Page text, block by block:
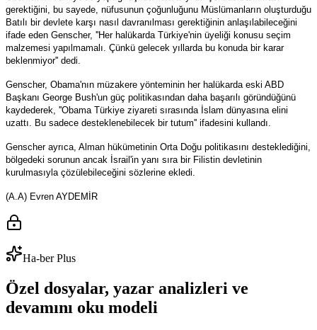
gerektiğini, bu sayede, nüfusunun çoğunluğunu Müslümanların oluşturduğu
Batılı bir devlete karşı nasıl davranılması gerektiğinin anlaşılabileceğini
ifade eden Genscher, ''Her halükarda Türkiye'nin üyeliği konusu seçim
malzemesi yapılmamalı. Çünkü gelecek yıllarda bu konuda bir karar
beklenmiyor'' dedi.
Genscher, Obama'nın müzakere yönteminin her halükarda eski ABD
Başkanı George Bush'un güç politikasından daha başarılı göründüğünü
kaydederek, ''Obama Türkiye ziyareti sırasında İslam dünyasına elini
uzattı. Bu sadece desteklenebilecek bir tutum'' ifadesini kullandı.
Genscher ayrıca, Alman hükümetinin Orta Doğu politikasını desteklediğini,
bölgedeki sorunun ancak İsrail'in yanı sıra bir Filistin devletinin
kurulmasıyla çözülebileceğini sözlerine ekledi.
(A.A) Evren AYDEMİR
Ha-ber Plus
Özel dosyalar, yazar analizleri ve
devamını oku modeli